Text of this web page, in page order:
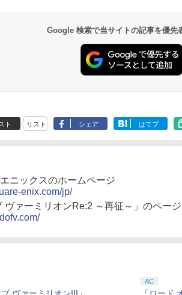
Google 検索で当サイトの記事を優先
ト リスト シェア はてブ
ニックスのホームページ
enix.com/jp/
ヴァーミリオンRe:2 ～再征～」のページ
AC